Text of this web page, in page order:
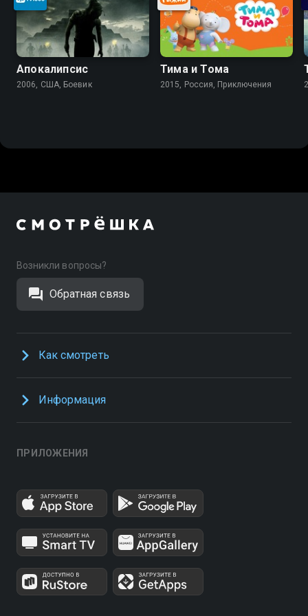
Апокалипсис
2006, США, Боевик
Тима и Тома
2015, Россия, Приключения
Возникли вопросы?
Обратная связь
Как смотреть
Информация
ПРИЛОЖЕНИЯ